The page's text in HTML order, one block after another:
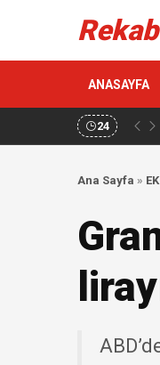
ANASAYFA
24
Ana Sayfa »